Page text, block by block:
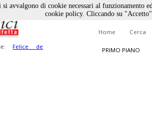
Felice de
Home Cerca
PRIMO PIANO
avvalgono di cookie necessari al
cookie policy. Cliccando su